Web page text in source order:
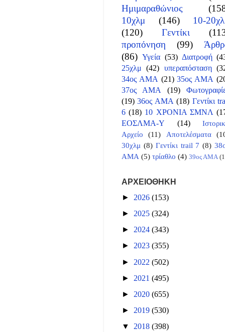
Ημιμαραθώνιος
10χλμ
(146)
10-
(120)
Γεντίκι
προπόνηση
(99)
(86) Υγεία (53) Διατροφή
25χλμ (42) υπεραπόσταση
34ος ΑΜΑ (21) 35ος ΑΜΑ
37ος ΑΜΑ
(19)
(19) 36ος ΑΜΑ (18) Γεντίκι
6 (18) 10 ΧΡΟΝΙΑ ΣΜΝΛ
ΕΟΣΛΜΑ-Υ
(14)
Αρχείο
(11) Αποτελέσματα
30χλμ (8) Γεντίκι trail 7 (8)
ΑΜΑ (5) τρίαθλο (4) 39ος ΑΜΑ
ΑΡΧΕΙΟΘΗΚΗ
► 2026 (153)
► 2025 (324)
► 2024 (343)
► 2023 (355)
► 2022 (502)
► 2021 (495)
► 2020 (655)
► 2019 (530)
▼ 2018 (398)